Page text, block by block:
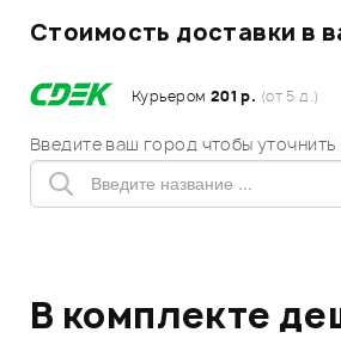
Стоимость доставки в
Курьером 201 р. (от 5 д.)
Введите ваш город чтобы
В комплекте